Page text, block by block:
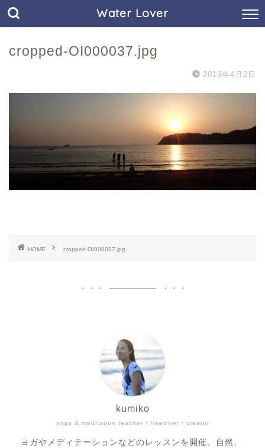
Water Lover
cropped-OI000037.jpg
2019年4月2日
HOME cropped-OI000037.jpg
yoga & meditation teacher / freediver / creator
kumiko
ヨガやメディテーションなどのレッスンを開催。自然、